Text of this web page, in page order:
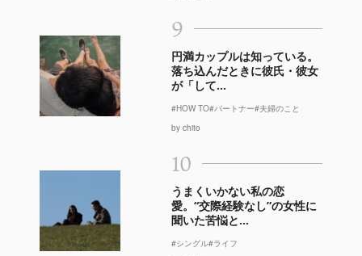
9
円満カップルは知っている。
落ち込んだときに彼氏・彼女
が「して...
#HOW TO#パートナー#夫婦のこと
by chito
10
うまくいかない私の恋
愛。“交際経験なし”の女性に
聞いた苦悩と...
#シングル#ライフ